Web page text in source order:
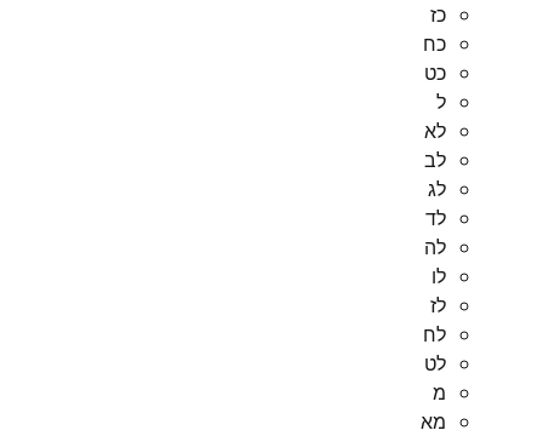
כז
כח
כט
ל
לא
לב
לג
לד
לה
לו
לז
לח
לט
מ
מא